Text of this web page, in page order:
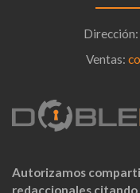
Dirección:
Ventas:
Autorizamos
redaccionales citando